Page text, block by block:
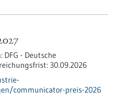
DFG - Deutsche
30.09.2026
communicator-preis-2026